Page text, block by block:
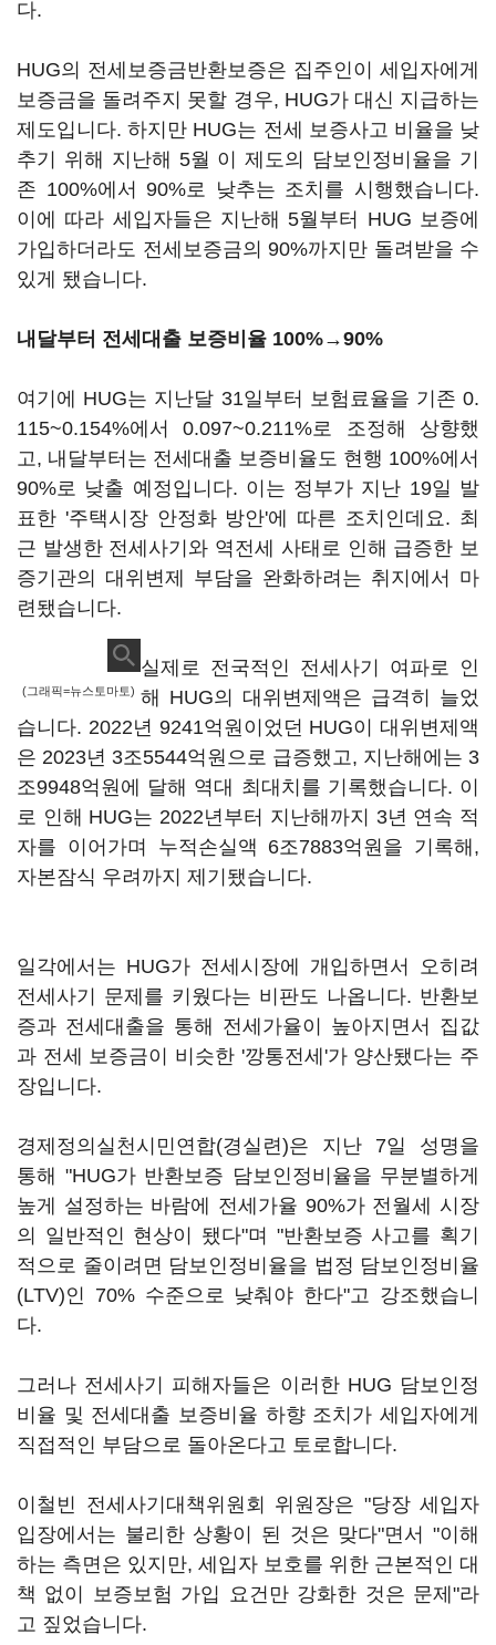
다.
HUG의 전세보증금반환보증은 집주인이 세입자에게
보증금을 돌려주지 못할 경우, HUG가 대신 지급하는
제도입니다. 하지만 HUG는 전세 보증사고 비율을 낮
추기 위해 지난해 5월 이 제도의 담보인정비율을 기
존 100%에서 90%로 낮추는 조치를 시행했습니다.
이에 따라 세입자들은 지난해 5월부터 HUG 보증에
가입하더라도 전세보증금의 90%까지만 돌려받을 수
있게 됐습니다.
내달부터 전세대출 보증비율 100%→90%
여기에 HUG는 지난달 31일부터 보험료율을 기존 0.
115~0.154%에서 0.097~0.211%로 조정해 상향했
고, 내달부터는 전세대출 보증비율도 현행 100%에서
90%로 낮출 예정입니다. 이는 정부가 지난 19일 발
표한 '주택시장 안정화 방안'에 따른 조치인데요. 최
근 발생한 전세사기와 역전세 사태로 인해 급증한 보
증기관의 대위변제 부담을 완화하려는 취지에서 마
련됐습니다.
(그래픽=뉴스토마토)
실제로 전국적인 전세사기 여파로 인
해 HUG의 대위변제액은 급격히 늘었
습니다. 2022년 9241억원이었던 HUG이 대위변제액
은 2023년 3조5544억원으로 급증했고, 지난해에는 3
조9948억원에 달해 역대 최대치를 기록했습니다. 이
로 인해 HUG는 2022년부터 지난해까지 3년 연속 적
자를 이어가며 누적손실액 6조7883억원을 기록해,
자본잠식 우려까지 제기됐습니다.
일각에서는 HUG가 전세시장에 개입하면서 오히려
전세사기 문제를 키웠다는 비판도 나옵니다. 반환보
증과 전세대출을 통해 전세가율이 높아지면서 집값
과 전세 보증금이 비슷한 '깡통전세'가 양산됐다는 주
장입니다.
경제정의실천시민연합(경실련)은 지난 7일 성명을
통해 "HUG가 반환보증 담보인정비율을 무분별하게
높게 설정하는 바람에 전세가율 90%가 전월세 시장
의 일반적인 현상이 됐다"며 "반환보증 사고를 획기
적으로 줄이려면 담보인정비율을 법정 담보인정비율
(LTV)인 70% 수준으로 낮춰야 한다"고 강조했습니
다.
그러나 전세사기 피해자들은 이러한 HUG 담보인정
비율 및 전세대출 보증비율 하향 조치가 세입자에게
직접적인 부담으로 돌아온다고 토로합니다.
이철빈 전세사기대책위원회 위원장은 "당장 세입자
입장에서는 불리한 상황이 된 것은 맞다"면서 "이해
하는 측면은 있지만, 세입자 보호를 위한 근본적인 대
책 없이 보증보험 가입 요건만 강화한 것은 문제"라
고 짚었습니다.